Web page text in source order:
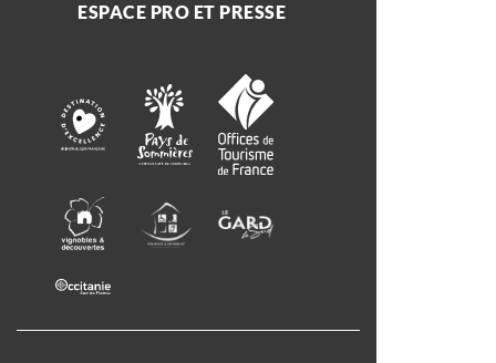
ESPACE PRO ET PRESSE